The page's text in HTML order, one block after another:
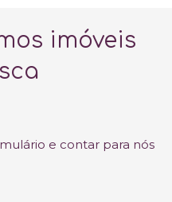
imóveis
e contar para nós